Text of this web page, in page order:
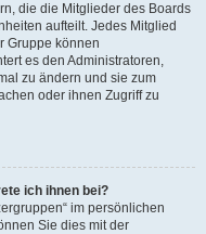
die die Mitglieder des Boards
aufteilt. Jedes Mitglied
Gruppe können
es den Administratoren,
zu ändern und sie zum
oder ihnen Zugriff zu
ich ihnen bei?
im persönlichen
Sie dies mit der